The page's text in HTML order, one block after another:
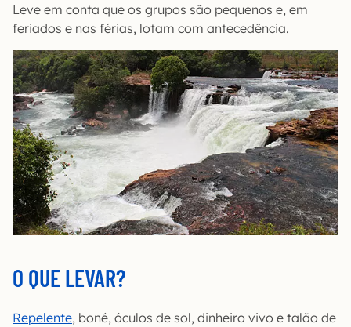
Leve em conta que os grupos são pequenos e, em
feriados e nas férias, lotam com antecedência.
O QUE LEVAR?
Repelente, boné, óculos de sol, dinheiro vivo e talão de